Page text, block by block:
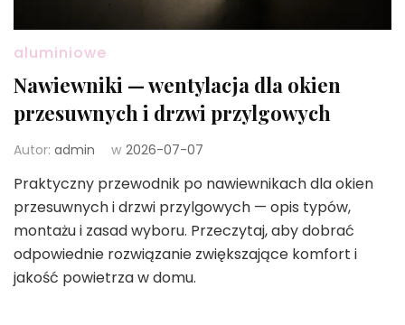
aluminiowe
Nawiewniki — wentylacja dla okien
przesuwnych i drzwi przylgowych
Autor: admin w 2026-07-07
Praktyczny przewodnik po nawiewnikach dla okien
przesuwnych i drzwi przylgowych — opis typów,
montażu i zasad wyboru. Przeczytaj, aby dobrać
odpowiednie rozwiązanie zwiększające komfort i
jakość powietrza w domu.